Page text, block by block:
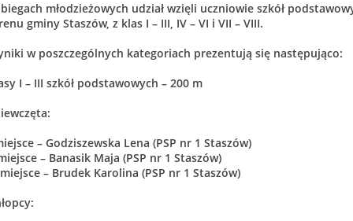
młodzieżowych udział wzięli uczniowie szkół
gminy Staszów, z klas I – III, IV – VI i VII – VIII.
w poszczególnych kategoriach prezentują się następująco:
I – III szkół podstawowych – 200 m
– Godziszewska Lena (PSP nr 1 Staszów)
– Banasik Maja (PSP nr 1 Staszów)
– Brudek Karolina (PSP nr 1 Staszów)